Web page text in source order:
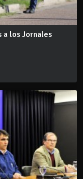
a los Jornales